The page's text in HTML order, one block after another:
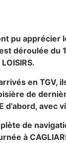
pu apprécier
déroulée du
en TGV,
de
d’abord, avec
de
à